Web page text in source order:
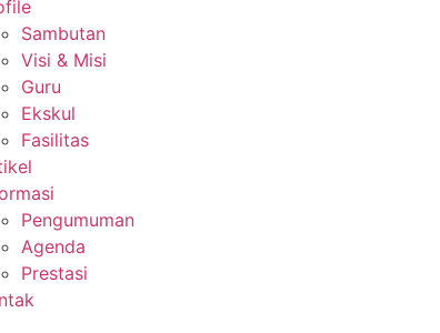
Sambutan
Visi & Misi
Guru
Ekskul
Fasilitas
Pengumuman
Agenda
Prestasi